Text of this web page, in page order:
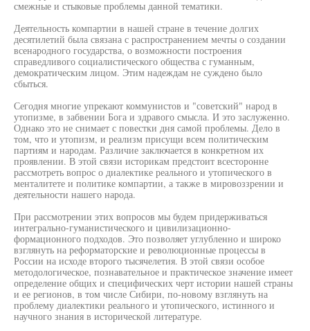
смежные и стыковые проблемы данной тематики.
Деятельность компартии в нашей стране в течение долгих
десятилетий была связана с распространением мечты о создании
всенародного государства, о возможности построения
справедливого социалистического общества с гуманным,
демократическим лицом. Этим надеждам не суждено было
сбыться.
Сегодня многие упрекают коммунистов и "советский" народ в
утопизме, в забвении Бога и здравого смысла. И это заслуженно.
Однако это не снимает с повестки дня самой проблемы. Дело в
том, что и утопизм, и реализм присущи всем политическим
партиям и народам. Различие заключается в конкретном их
проявлении. В этой связи историкам предстоит всесторонне
рассмотреть вопрос о диалектике реального и утопического в
менталитете и политике компартии, а также в мировоззрении и
деятельности нашего народа.
При рассмотрении этих вопросов мы будем придерживаться
интегрально-гуманистического и цивилизационно-
формационного подходов. Это позволяет углубленно и широко
взглянуть на реформаторские и революционные процессы в
России на исходе второго тысячелетия. В этой связи особое
методологическое, познавательное и практическое значение имеет
определение общих и специфических черт истории нашей страны
и ее регионов, в том числе Сибири, по-новому взглянуть на
проблему диалектики реального и утопического, истинного и
научного знания в исторической литературе.